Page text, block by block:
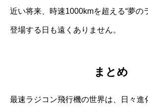
近い将来、時速1000kmを超える“夢の
登場する日も遠くありません。
まとめ
最速ラジコン飛行機の世界は、日々進